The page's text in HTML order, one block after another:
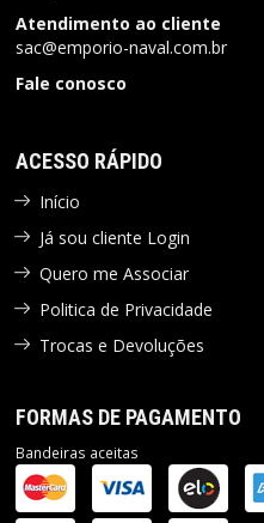
Atendimento ao cliente
sac@emporio-naval.com.br
Fale conosco
ACESSO RÁPIDO
Início
Já sou cliente Login
Quero me Associar
Politica de Privacidade
Trocas e Devoluções
FORMAS DE PAGAMENTO
Bandeiras aceitas